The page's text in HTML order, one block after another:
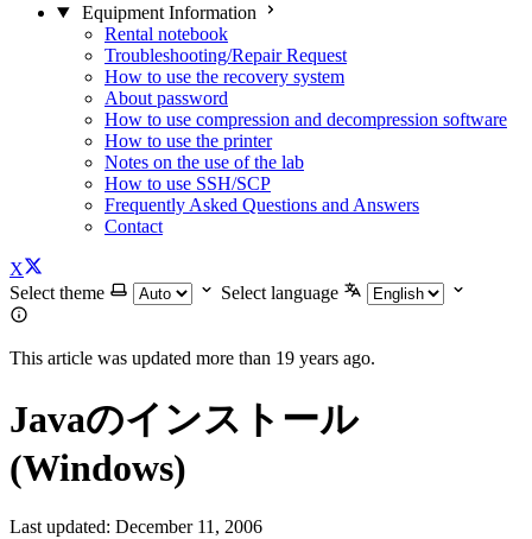
Equipment Information
Rental notebook
Troubleshooting/Repair Request
How to use the recovery system
About password
How to use compression and decompression software
How to use the printer
Notes on the use of the lab
How to use SSH/SCP
Frequently Asked Questions and Answers
Contact
X
Select theme
Select language
This article was updated more than 19 years ago.
Javaのインストール
(Windows)
Last updated: December 11, 2006